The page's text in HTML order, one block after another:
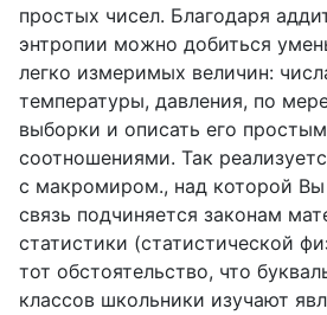
простых чисел. Благодаря
энтропии можно добиться
легко измеримых величин:
температуры, давления, по
выборки и описать его
соотношениями. Так
с макромиром., над которой Вы
связь подчиняется законам
статистики (статистической
тот обстоятельство, что
классов школьники изучают